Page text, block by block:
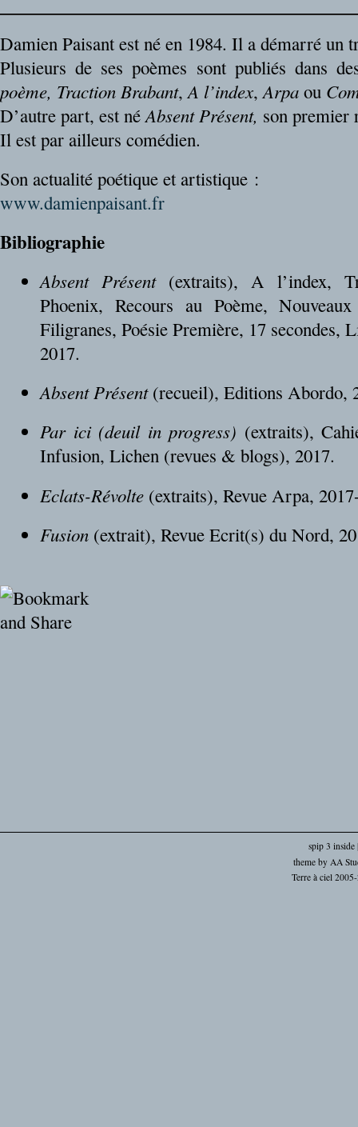
Damien Paisant est né en 1984. Il a démarré un
Plusieurs de ses poèmes sont publiés dans
poème, Traction Brabant, A l’index, Arpa ou
D’autre part, est né Absent Présent, son premier
Il est par ailleurs comédien.
Son actualité poétique et artistique :
www.damienpaisant.fr
Bibliographie
Absent Présent(extraits), A l’index,
Phoenix, Recours au Poème,
Filigranes, Poésie Première, 17 secondes,
2017.
Absent Présent(recueil), Editions Abordo,
Par ici (deuil in progress) (extraits),
Infusion, Lichen (revues & blogs), 2017.
Eclats-Révolte (extraits), Revue Arpa,
Fusion (extrait), Revue Ecrit(s) du Nord,
spip 3 inside
theme by AA
Terre à ciel